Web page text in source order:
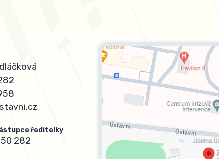
ředitelky
282